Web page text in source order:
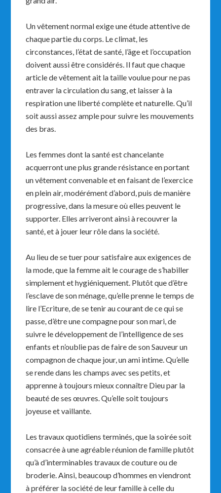
Un vêtement normal exige une étude attentive de
chaque partie du corps. Le climat, les
circonstances, l’état de santé, l’âge et l’occupation
doivent aussi être considérés. Il faut que chaque
article de vêtement ait la taille voulue pour ne pas
entraver la circulation du sang, et laisser à la
respiration une liberté complète et naturelle. Qu’il
soit aussi assez ample pour suivre les mouvements
des bras.
Les femmes dont la santé est chancelante
acquerront une plus grande résistance en portant
un vêtement convenable et en faisant de l’exercice
en plein air, modérément d’abord, puis de manière
progressive, dans la mesure où elles peuvent le
supporter. Elles arriveront ainsi à recouvrer la
santé, et à jouer leur rôle dans la société.
Au lieu de se tuer pour satisfaire aux exigences de
la mode, que la femme ait le courage de s’habiller
simplement et hygiéniquement. Plutôt que d’être
l’esclave de son ménage, qu’elle prenne le temps de
lire l’Ecriture, de se tenir au courant de ce qui se
passe, d’être une compagne pour son mari, de
suivre le développement de l’intelligence de ses
enfants et n’oublie pas de faire de son Sauveur un
compagnon de chaque jour, un ami intime. Qu’elle
se rende dans les champs avec ses petits, et
apprenne à toujours mieux connaître Dieu par la
beauté de ses œuvres. Qu’elle soit toujours
joyeuse et vaillante.
Les travaux quotidiens terminés, que la soirée soit
consacrée à une agréable réunion de famille plutôt
qu’à d’interminables travaux de couture ou de
broderie. Ainsi, beaucoup d’hommes en viendront
à préférer la société de leur famille à celle du